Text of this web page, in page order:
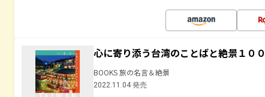
心に寄り添う台湾のことばと絶景１００
BOOKS 旅の名言＆絶景
2022.11.04 発売